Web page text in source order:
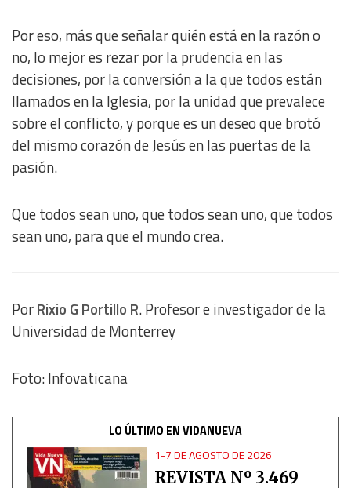
Por eso, más que señalar quién está en la razón o
no, lo mejor es rezar por la prudencia en las
decisiones, por la conversión a la que todos están
llamados en la Iglesia, por la unidad que prevalece
sobre el conflicto, y porque es un deseo que brotó
del mismo corazón de Jesús en las puertas de la
pasión.
Que todos sean uno, que todos sean uno, que todos
sean uno, para que el mundo crea.
PorRixio G Portillo R. Profesor e investigador de la
Universidad de Monterrey
Foto: Infovaticana
LO ÚLTIMO EN VIDANUEVA
1-7 DE AGOSTO DE 2026
REVISTA Nº 3.469
Non-IAB processing purposes:
Essential
Analytical
Functional
Advertising